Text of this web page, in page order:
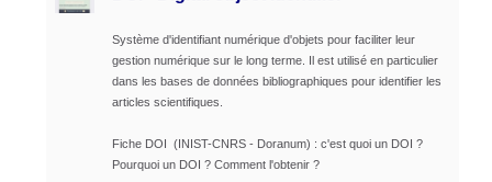
Système d'identifiant numérique d'objets pour faciliter leur
gestion numérique sur le long terme. Il est utilisé en particulier
dans les bases de données bibliographiques pour identifier les
articles scientifiques.
Fiche DOI (INIST-CNRS - Doranum) : c'est quoi un DOI ?
Pourquoi un DOI ? Comment l'obtenir ?